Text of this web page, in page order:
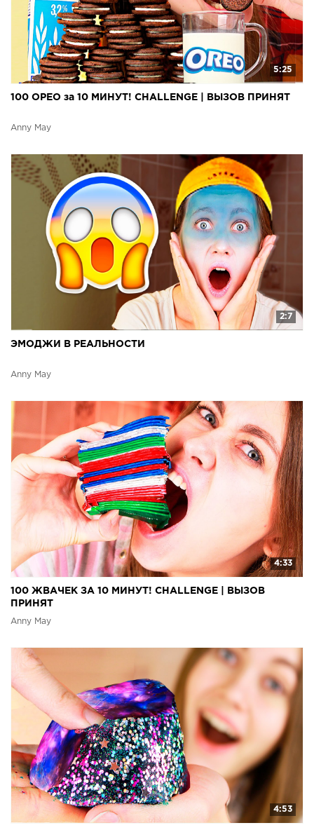
5:25
100 ОРЕО за 10 МИНУТ! CHALLENGE | ВЫЗОВ ПРИНЯТ
Anny May
2:7
ЭМОДЖИ В РЕАЛЬНОСТИ
Anny May
4:33
100 ЖВАЧЕК ЗА 10 МИНУТ! CHALLENGE | ВЫЗОВ
ПРИНЯТ
Anny May
4:53